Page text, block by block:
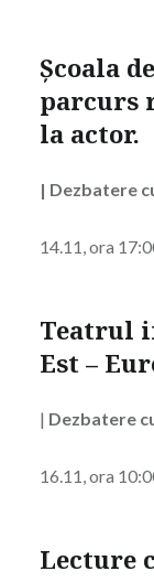
Școala
parcurs
la actor.
| Dezbatere
14.11, ora
Teatrul
Est –
| Dezbatere
16.11, ora
Lecture